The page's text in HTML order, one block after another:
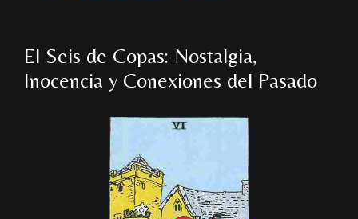
El Seis de Copas: Nostalgia,
Inocencia y Conexiones del Pasado